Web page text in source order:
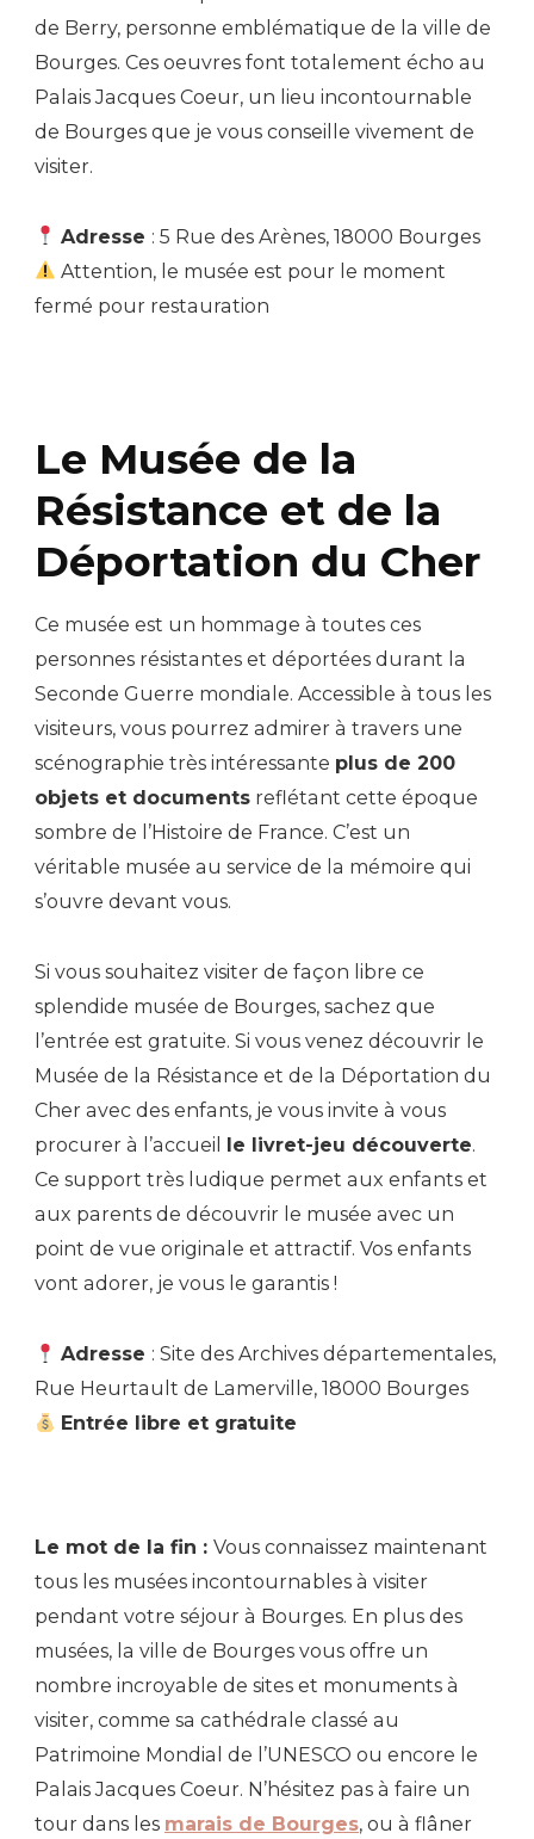
de Berry, personne emblématique de la ville de
Bourges. Ces oeuvres font totalement écho au
Palais Jacques Coeur, un lieu incontournable
de Bourges que je vous conseille vivement de
visiter.
Adresse : 5 Rue des Arènes, 18000 Bourges
Attention, le musée est pour le moment
fermé pour restauration
Le Musée de la
Résistance et de la
Déportation du Cher
Ce musée est un hommage à toutes ces
personnes résistantes et déportées durant la
Seconde Guerre mondiale. Accessible à tous les
visiteurs, vous pourrez admirer à travers une
scénographie très intéressante plus de 200
objets et documents reflétant cette époque
sombre de l’Histoire de France. C’est un
véritable musée au service de la mémoire qui
s’ouvre devant vous.
Si vous souhaitez visiter de façon libre ce
splendide musée de Bourges, sachez que
l’entrée est gratuite. Si vous venez découvrir le
Musée de la Résistance et de la Déportation du
Cher avec des enfants, je vous invite à vous
procurer à l’accueil
le livret-jeu découverte.
Ce support très ludique permet aux enfants et
aux parents de découvrir le musée avec un
point de vue originale et attractif. Vos enfants
vont adorer, je vous le garantis !
Adresse : Site des Archives départementales,
Rue Heurtault de Lamerville, 18000 Bourges
Entrée libre et gratuite
Le mot de la fin : Vous connaissez maintenant
tous les musées incontournables à visiter
pendant votre séjour à Bourges. En plus des
musées, la ville de Bourges vous offre un
nombre incroyable de sites et monuments à
visiter, comme sa cathédrale classé au
Patrimoine Mondial de l’UNESCO ou encore le
Palais Jacques Coeur. N’hésitez pas à faire un
tour dans les marais de Bourges, ou à flâner